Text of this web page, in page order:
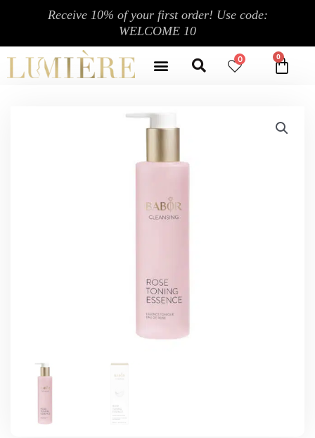
Receive 10% of your first order! Use code:
WELCOME 10
MenuSearch
0